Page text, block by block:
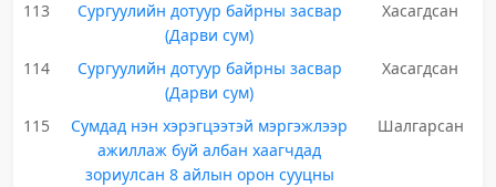
113
Сургуулийн дотуур байрны засвар
(Дарви сум)
Хасагдсан
114
Сургуулийн дотуур байрны засвар
(Дарви сум)
Хасагдсан
115
Сумдад нэн хэрэгцээтэй мэргэжлээр
ажиллаж буй албан хаагчдад
зориулсан 8 айлын орон сууцны
Шалгарсан